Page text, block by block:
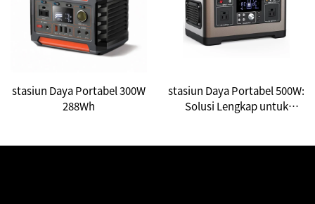
stasiun Daya Portabel 300W
288Wh
stasiun Daya Portabel 500W:
Solusi Lengkap untuk